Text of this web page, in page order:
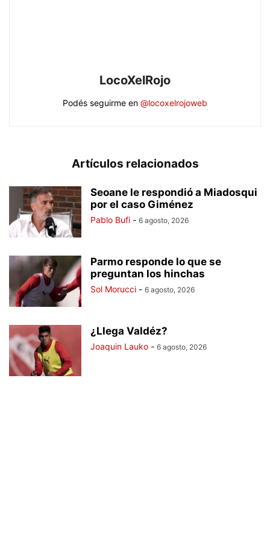
LocoXelRojo
Podés seguirme en @locoxelrojoweb
Artículos relacionados
Seoane le respondió a Miadosqui
por el caso Giménez
Pablo Bufi - 6 agosto, 2026
Parmo responde lo que se
preguntan los hinchas
Sol Morucci - 6 agosto, 2026
¿Llega Valdéz?
Joaquin Lauko - 6 agosto, 2026